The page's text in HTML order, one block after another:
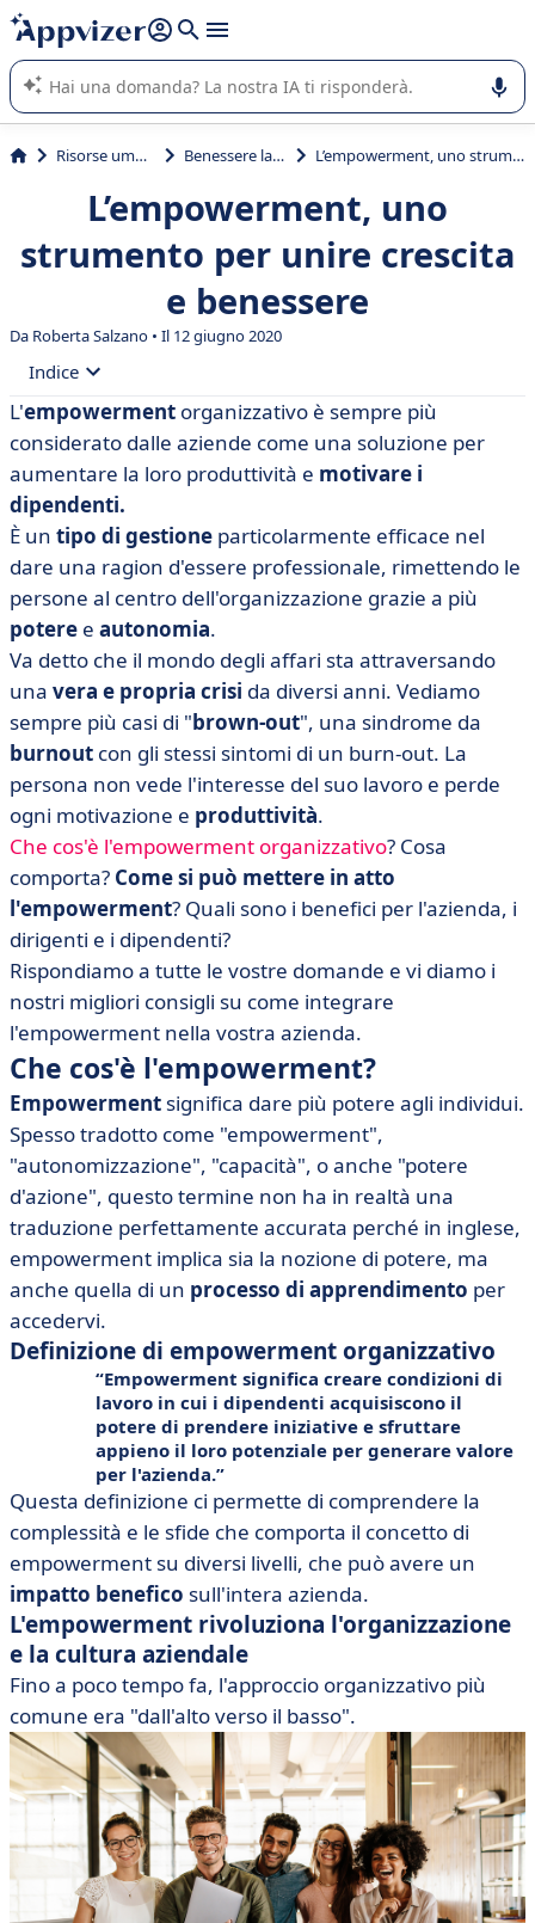
righe con
shift + enter
L'IA di Appvizer vi guida nell'utilizzo o nella scelta di un
software SaaS per la vostra azienda.
Risorse umane (HR) Benessere lavoratori L’empowerment, uno strumento per unire crescita e benessere
L’empowerment, uno
strumento per unire crescita
e benessere
Da Roberta Salzano • Il 12 giugno 2020
Indice
• Che cos'è l'empowerment?
• Vantaggi dell'empowerment
• Come integrare con successo l'empowerment in 5
buone pratiche
• Empowerment: un tipo di gestione piena di promesse
L'empowerment organizzativo è sempre più
considerato dalle aziende come una soluzione per
aumentare la loro produttività e motivare i
dipendenti.
È un tipo di gestione particolarmente efficace nel
dare una ragion d'essere professionale, rimettendo le
persone al centro dell'organizzazione grazie a più
potere e autonomia.
Va detto che il mondo degli affari sta attraversando
una vera e propria crisi da diversi anni. Vediamo
sempre più casi di "brown-out", una sindrome da
burnout con gli stessi sintomi di un burn-out. La
persona non vede l'interesse del suo lavoro e perde
ogni motivazione e produttività.
Che cos'è l'empowerment organizzativo? Cosa
comporta? Come si può mettere in atto
l'empowerment? Quali sono i benefici per l'azienda, i
dirigenti e i dipendenti?
Rispondiamo a tutte le vostre domande e vi diamo i
nostri migliori consigli su come integrare
l'empowerment nella vostra azienda.
Che cos'è l'empowerment?
Empowerment significa dare più potere agli individui.
Spesso tradotto come "empowerment",
"autonomizzazione", "capacità", o anche "potere
d'azione", questo termine non ha in realtà una
traduzione perfettamente accurata perché in inglese,
empowerment implica sia la nozione di potere, ma
anche quella di un processo di apprendimento per
accedervi.
Definizione di empowerment organizzativo
Empowerment significa creare condizioni di
lavoro in cui i dipendenti acquisiscono il
potere di prendere iniziative e sfruttare
appieno il loro potenziale per generare valore
per l'azienda.
Questa definizione ci permette di comprendere la
complessità e le sfide che comporta il concetto di
empowerment su diversi livelli, che può avere un
impatto benefico sull'intera azienda.
L'empowerment rivoluziona l'organizzazione
e la cultura aziendale
Fino a poco tempo fa, l'approccio organizzativo più
comune era "dall'alto verso il basso".